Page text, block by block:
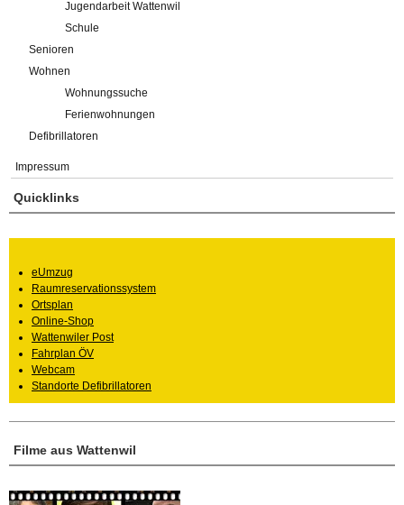
Jugendarbeit Wattenwil
Schule
Senioren
Wohnen
Wohnungssuche
Ferienwohnungen
Defibrillatoren
Impressum
Filme aus Wattenwil
Quicklinks
eUmzug
Raumreservationssystem
Ortsplan
Online-Shop
Wattenwiler Post
Fahrplan ÖV
Webcam
Standorte Defibrillatoren